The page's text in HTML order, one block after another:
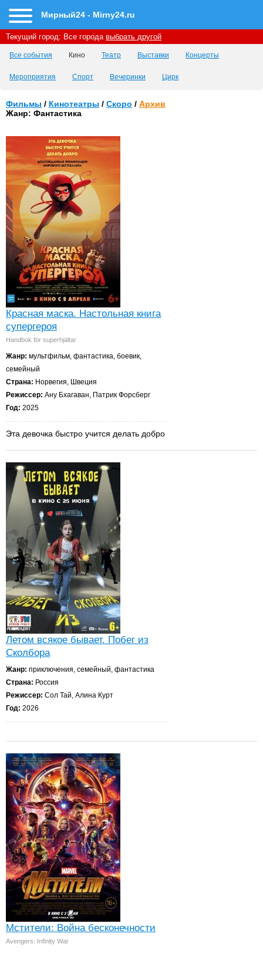
Мирный24 - Mirny24.ru
Текущий город: Все города выбрать другой
Все события Кино Театр Выставки Концерты
Мероприятия Спорт Вечеринки Цирк
Фильмы / Кинотеатры / Скоро / Архив
Жанр: Фантастика
Красная маска. Настольная книга
супергероя
Handbok för superhjältar
Жанр: мультфильм, фантастика, боевик,
семейный
Страна: Норвегия, Швеция
Режиссер: Ану Бхагаван, Патрик Форсберг
Год: 2025
Эта девочка быстро учится делать добро
Летом всякое бывает. Побег из
Сколбора
Жанр: приключения, семейный, фантастика
Страна: Россия
Режиссер: Сол Тай, Алина Курт
Год: 2026
Мстители: Война бесконечности
Avengers: Infinity War